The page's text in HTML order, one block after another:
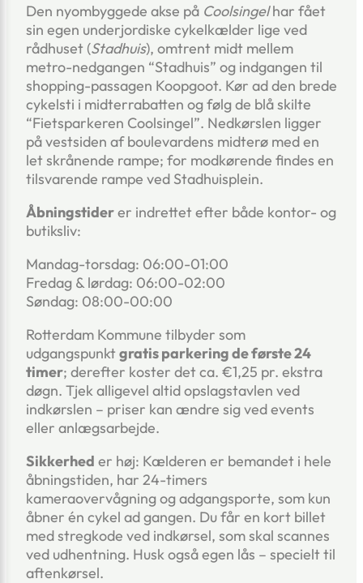
Den nyombyggede akse på Coolsingelhar fået
sin egen underjordiske cykelkælder lige ved
rådhuset (Stadhuis), omtrent midt mellem
metro-nedgangen “Stadhuis” og indgangen til
shopping-passagen Koopgoot. Kør ad den brede
cykelsti i midterrabatten og følg de blå skilte
“Fietsparkeren Coolsingel”. Nedkørslen ligger
på vestsiden af boulevardens midterø med en
let skrånende rampe; for modkørende findes en
tilsvarende rampe ved Stadhuisplein.
Åbningstiderer indrettet efter både kontor- og
butiksliv:
Mandag-torsdag: 06:00-01:00
Fredag & lørdag: 06:00-02:00
Søndag: 08:00-00:00
Rotterdam Kommune tilbyder som
udgangspunktgratis parkering de første 24
timer; derefter koster det ca. €1,25 pr. ekstra
døgn. Tjek alligevel altid opslagstavlen ved
indkørslen – priser kan ændre sig ved events
eller anlægsarbejde.
Sikkerhed er høj: Kælderen er bemandet i hele
åbningstiden, har 24-timers
kameraovervågning og adgangsporte, som kun
åbner én cykel ad gangen. Du får en kort billet
med stregkode ved indkørsel, som skal scannes
ved udhentning. Husk også egen lås – specielt til
aftenkørsel.